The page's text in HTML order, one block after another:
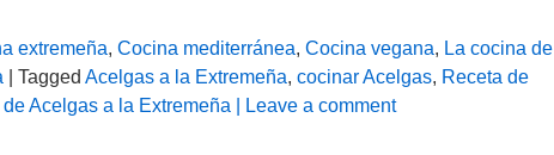
extremeña, Cocina mediterránea, Cocina vegana, La cocina de
| Tagged Acelgas a la Extremeña, cocinar Acelgas, Receta de
de Acelgas a la Extremeña | Leave a comment